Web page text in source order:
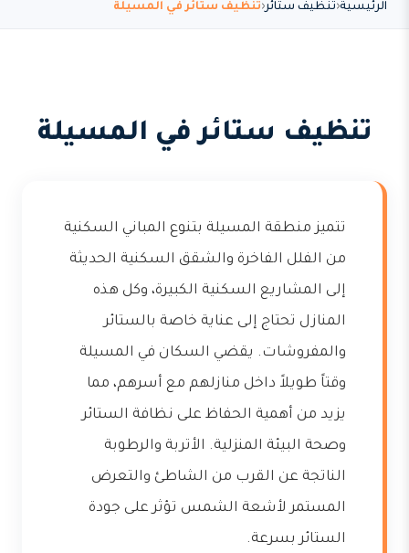
الرئيسية تنظيف ستائر تنظيف ستائر في المسيلة
تنظيف ستائر في المسيلة
تتميز منطقة المسيلة بتنوع المباني السكنية
من الفلل الفاخرة والشقق السكنية الحديثة
إلى المشاريع السكنية الكبيرة، وكل هذه
المنازل تحتاج إلى عناية خاصة بالستائر
والمفروشات. يقضي السكان في المسيلة
وقتاً طويلاً داخل منازلهم مع أسرهم، مما
يزيد من أهمية الحفاظ على نظافة الستائر
وصحة البيئة المنزلية. الأتربة والرطوبة
الناتجة عن القرب من الشاطئ والتعرض
المستمر لأشعة الشمس تؤثر على جودة
الستائر بسرعة.